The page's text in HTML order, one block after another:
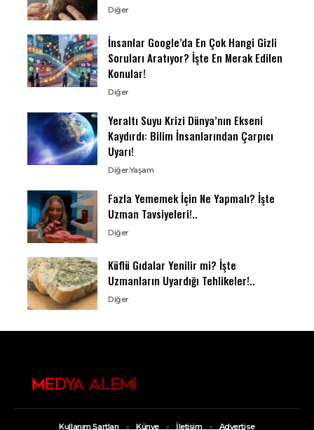
Diğer
İnsanlar Google’da En Çok Hangi Gizli
Soruları Aratıyor? İşte En Merak Edilen
Konular!
Diğer
Yeraltı Suyu Krizi Dünya’nın Ekseni
Kaydırdı: Bilim İnsanlarından Çarpıcı
Uyarı!
DiğerYaşam
Fazla Yememek İçin Ne Yapmalı? İşte
Uzman Tavsiyeleri!..
Diğer
Küflü Gıdalar Yenilir mi? İşte
Uzmanların Uyardığı Tehlikeler!..
Diğer
Kullanım Şartları Künye İletişim Advertise